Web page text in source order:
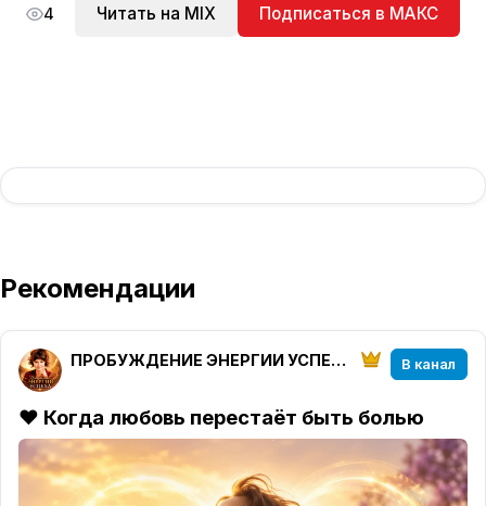
4 Читать на MIX Подписаться в МАКС
Рекомендации
ПРОБУЖДЕНИЕ ЭНЕРГИИ УСПЕХА В канал
❤️ Когда любовь перестаёт быть болью